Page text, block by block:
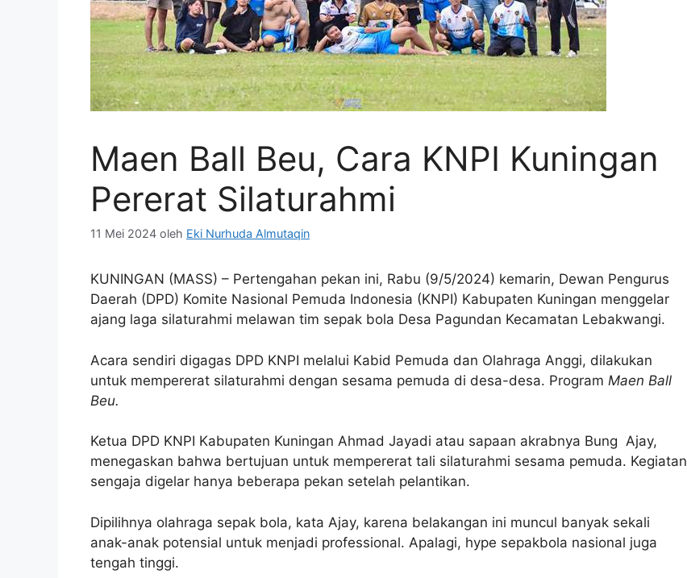
Maen Ball Beu, Cara KNPI Kuningan
Pererat Silaturahmi
11 Mei 2024 oleh Eki Nurhuda Almutaqin
KUNINGAN (MASS) – Pertengahan pekan ini, Rabu (9/5/2024) kemarin, Dewan Pengurus
Daerah (DPD) Komite Nasional Pemuda Indonesia (KNPI) Kabupaten Kuningan menggelar
ajang laga silaturahmi melawan tim sepak bola Desa Pagundan Kecamatan Lebakwangi.
Acara sendiri digagas DPD KNPI melalui Kabid Pemuda dan Olahraga Anggi, dilakukan
untuk mempererat silaturahmi dengan sesama pemuda di desa-desa. Program Maen Ball
Beu.
Ketua DPD KNPI Kabupaten Kuningan Ahmad Jayadi atau sapaan akrabnya Bung Ajay,
menegaskan bahwa bertujuan untuk mempererat tali silaturahmi sesama pemuda. Kegiatan
sengaja digelar hanya beberapa pekan setelah pelantikan.
Dipilihnya olahraga sepak bola, kata Ajay, karena belakangan ini muncul banyak sekali
anak-anak potensial untuk menjadi professional. Apalagi, hype sepakbola nasional juga
tengah tinggi.